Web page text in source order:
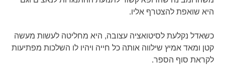
היא שואפת להצטרף אליו.
כשאדל נקלעת לסיטואציה עצובה, היא מחליטה לעשות מעשה
קטן ומאד אמיץ שילווה אותה כל חייה ויהיו לו השלכות מפתיעות
לקראת סוף הספר.